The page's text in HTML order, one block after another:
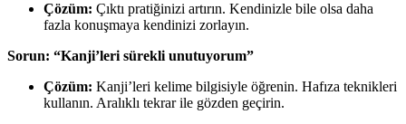
Çözüm: Çıktı pratiğinizi artırın. Kendinizle bile olsa daha
fazla konuşmaya kendinizi zorlayın.
Sorun: “Kanji’leri sürekli unutuyorum”
Çözüm: Kanji’leri kelime bilgisiyle öğrenin. Hafıza teknikleri
kullanın. Aralıklı tekrar ile gözden geçirin.